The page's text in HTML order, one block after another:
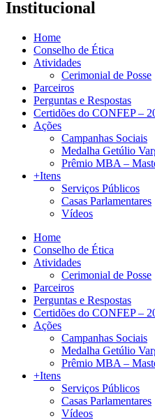
Institucional
Home
Conselho de Ética
Atividades
Cerimonial de Posse
Parceiros
Perguntas e Respostas
Certidões do CONFEP –
Ações
Campanhas Sociais
Medalha Getúlio
Prêmio MBA –
+Itens
Serviços Públicos
Casas Parlamentares
Vídeos
Home
Conselho de Ética
Atividades
Cerimonial de Posse
Parceiros
Perguntas e Respostas
Certidões do CONFEP –
Ações
Campanhas Sociais
Medalha Getúlio
Prêmio MBA –
+Itens
Serviços Públicos
Casas Parlamentares
Vídeos